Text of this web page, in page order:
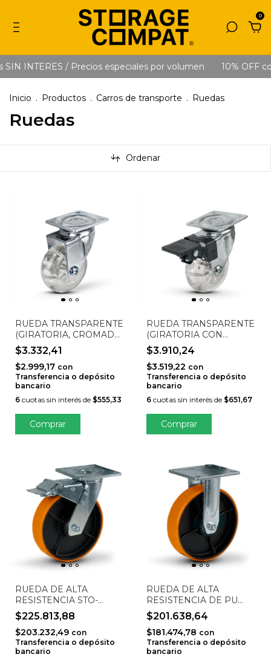
0
INTERES / Precios especiales por volumen 10% OFF
Inicio . Productos . Carros de transporte . Ruedas
Ruedas
Ordenar
RUEDA TRANSPARENTE
(GIRATORIA, CROMADA,
TORNILLO DE CABEZA
HEXAGONAL) STO-
50GEL-G
$3.332,41
$2.999,17 con
Transferencia o depósito
bancario
6 cuotas sin interés de $555,33
RUEDA TRANSPARENTE
(GIRATORIA CON
FRENO, CROMADA,
TORNILLO HEXAGONAL)
STO-50GEL-GF
$3.910,24
$3.519,22 con
Transferencia o depósito
bancario
6cuotas sin interés de $651,67
RUEDA DE ALTA
RESISTENCIA STO-
200HP-GF
$225.813,88
$203.232,49 con
Transferencia o depósito
bancario
RUEDA DE ALTA
RESISTENCIA DE PU
NARANJA CON NÚCLEO
DE HIERRO FUNDIDO
(FIJA, COJINETE DE
BOLAS DOBLE 6204,
ANCHO DE RUEDA 50
$201.638,64
$181.474,78 con
Transferencia o depósito
bancario